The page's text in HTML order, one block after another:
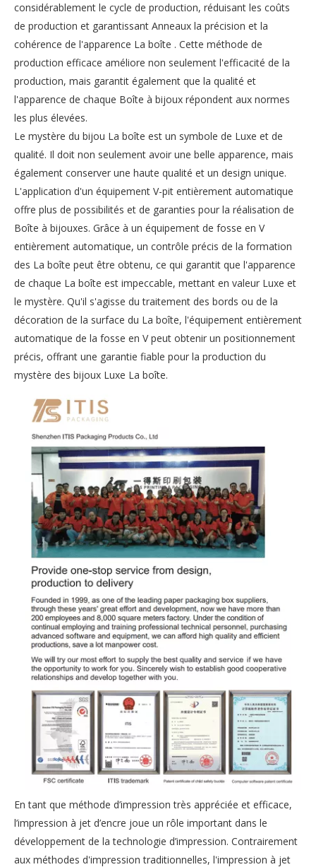
considérablement le cycle de production, réduisant les coûts
de production et garantissant Anneaux la précision et la
cohérence de l'apparence La boîte . Cette méthode de
production efficace améliore non seulement l'efficacité de la
production, mais garantit également que la qualité et
l'apparence de chaque Boîte à bijoux répondent aux normes
les plus élevées.
Le mystère du bijou La boîte est un symbole de Luxe et de
qualité. Il doit non seulement avoir une belle apparence, mais
également conserver une haute qualité et un design unique.
L'application d'un équipement V-pit entièrement automatique
offre plus de possibilités et de garanties pour la réalisation de
Boîte à bijouxes. Grâce à un équipement de fosse en V
entièrement automatique, un contrôle précis de la formation
des La boîte peut être obtenu, ce qui garantit que l'apparence
de chaque La boîte est impeccable, mettant en valeur Luxe et
le mystère. Qu'il s'agisse du traitement des bords ou de la
décoration de la surface du La boîte, l'équipement entièrement
automatique de la fosse en V peut obtenir un positionnement
précis, offrant une garantie fiable pour la production du
mystère des bijoux Luxe La boîte.
En tant que méthode d’impression très appréciée et efficace,
l’impression à jet d’encre joue un rôle important dans le
développement de la technologie d’impression. Contrairement
aux méthodes d'impression traditionnelles, l'impression à jet